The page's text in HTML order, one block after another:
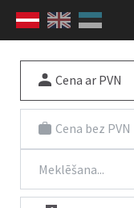
Cena ar PVN
Cena bez PVN